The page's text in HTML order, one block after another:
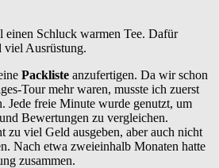
einen Schluck warmen Tee. Dafür
viel Ausrüstung.
Packliste anzufertigen. Da wir schon
Tour mehr waren, musste ich zuerst
Jede freie Minute wurde genutzt, um
Bewertungen zu vergleichen.
zu viel Geld ausgeben, aber auch nicht
Nach etwa zweieinhalb Monaten hatte
zusammen.